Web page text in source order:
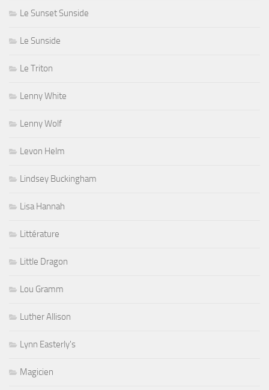
Le Sunset Sunside
Le Sunside
Le Triton
Lenny White
Lenny Wolf
Levon Helm
Lindsey Buckingham
Lisa Hannah
Littérature
Little Dragon
Lou Gramm
Luther Allison
Lynn Easterly's
Magicien